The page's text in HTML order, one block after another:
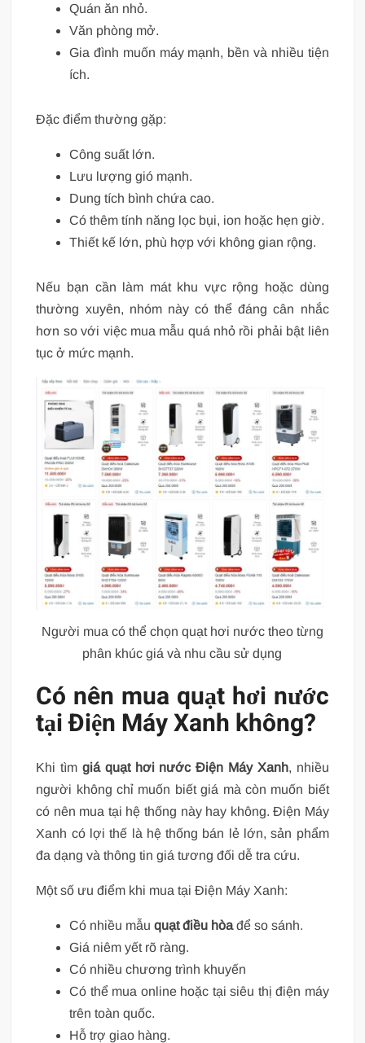
Quán ăn nhỏ.
Văn phòng mở.
Gia đình muốn máy mạnh, bền và nhiều tiện
ích.
Đặc điểm thường gặp:
Công suất lớn.
Lưu lượng gió mạnh.
Dung tích bình chứa cao.
Có thêm tính năng lọc bụi, ion hoặc hẹn giờ.
Thiết kế lớn, phù hợp với không gian rộng.
Nếu bạn cần làm mát khu vực rộng hoặc dùng
thường xuyên, nhóm này có thể đáng cân nhắc
hơn so với việc mua mẫu quá nhỏ rồi phải bật liên
tục ở mức mạnh.
Người mua có thể chọn quạt hơi nước theo từng
phân khúc giá và nhu cầu sử dụng
Có nên mua quạt hơi nước
tại Điện Máy Xanh không?
Khi tìmgiá quạt hơi nước Điện Máy Xanh, nhiều
người không chỉ muốn biết giá mà còn muốn biết
có nên mua tại hệ thống này hay không. Điện Máy
Xanh có lợi thế là hệ thống bán lẻ lớn, sản phẩm
đa dạng và thông tin giá tương đối dễ tra cứu.
Một số ưu điểm khi mua tại Điện Máy Xanh:
Có nhiều mẫuquạt điều hòađể so sánh.
Giá niêm yết rõ ràng.
Có nhiều chương trình khuyến
Có thể mua online hoặc tại siêu thị điện máy
trên toàn quốc.
Hỗ trợ giao hàng.